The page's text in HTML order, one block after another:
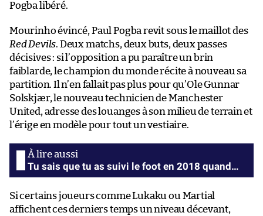
Pogba libéré.
Mourinho évincé, Paul Pogba revit sous le maillot des
Red Devils. Deux matchs, deux buts, deux passes
décisives : si l’opposition a pu paraître un brin
faiblarde, le champion du monde récite à nouveau sa
partition. Il n’en fallait pas plus pour qu’Ole Gunnar
Solskjær, le nouveau technicien de Manchester
United, adresse des louanges à son milieu de terrain et
l’érige en modèle pour tout un vestiaire.
Tu sais que tu as suivi le foot en 2018 quand…
Si certains joueurs comme Lukaku ou Martial
affichent ces derniers temps un niveau décevant,